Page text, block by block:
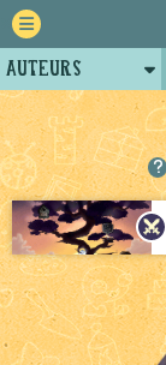
Auteurs
Retour
Forum
Projets
Tutoriels